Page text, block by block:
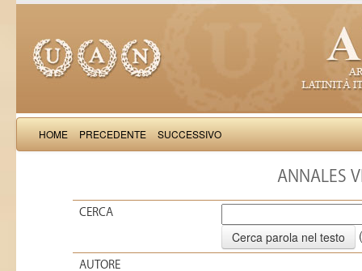
HOME PRECEDENTE SUCCESSIVO
ANNALES
CERCA
AUTORE